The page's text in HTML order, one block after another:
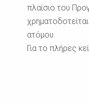
πλαίσιο του
ατόμου.
Για το πλήρες